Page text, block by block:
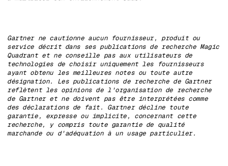
Gartner ne cautionne aucun fournisseur, produit ou
service décrit dans ses publications de recherche Magic
Quadrant et ne conseille pas aux utilisateurs de
technologies de choisir uniquement les fournisseurs
ayant obtenu les meilleures notes ou toute autre
désignation. Les publications de recherche de Gartner
reflètent les opinions de l'organisation de recherche
de Gartner et ne doivent pas être interprétées comme
des déclarations de fait. Gartner décline toute
garantie, expresse ou implicite, concernant cette
recherche, y compris toute garantie de qualité
marchande ou d'adéquation à un usage particulier.